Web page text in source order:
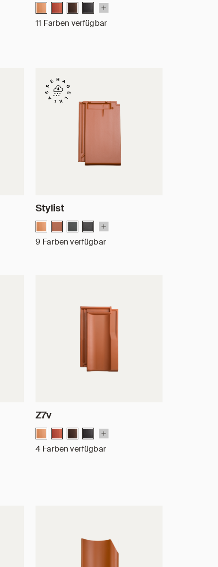
11 Farben verfügbar
Stylist
9 Farben verfügbar
Z7v
4 Farben verfügbar